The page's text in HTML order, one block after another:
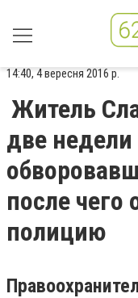
14:40, 4 вересня 2016 р.
Житель
две недели
после чего
полицию